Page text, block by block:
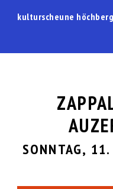
kulturscheune höchberg
SONNTAG,